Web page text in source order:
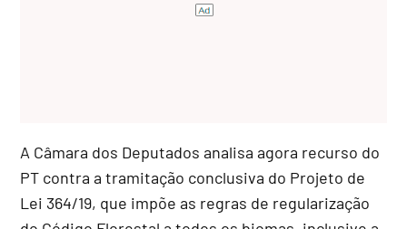
A Câmara dos Deputados analisa agora recurso do
PT contra a tramitação conclusiva do Projeto de
Lei 364/19, que impõe as regras de regularização